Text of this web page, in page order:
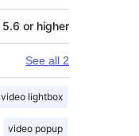
5.6 or higher
See all 2
video lightbox
video popup